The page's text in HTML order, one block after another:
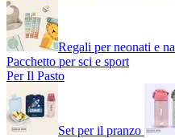
Regali per neonati e
Pacchetto per sci e sport
Per Il Pasto
Set per il pranzo